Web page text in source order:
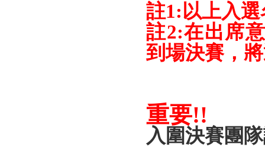
註1:以上入
註2:在出席
到場決賽，
重要!!
入圍決賽團